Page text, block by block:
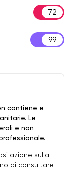
72
99
contiene e
Le
e non
azione sulla
di consultare